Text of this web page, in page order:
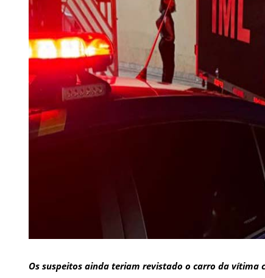
Os suspeitos ainda teriam revistado o carro da vítima